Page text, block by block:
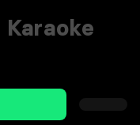
Karaoke